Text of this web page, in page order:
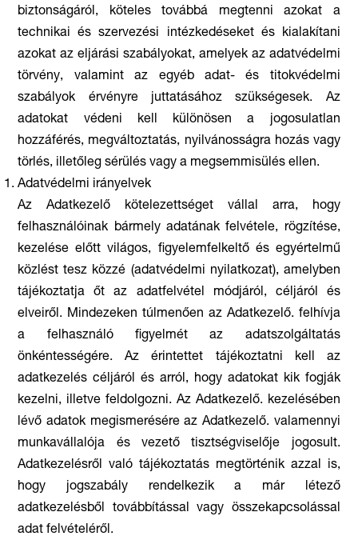
biztonságáról, köteles továbbá megtenni azokat a
technikai és szervezési intézkedéseket és kialakítani
azokat az eljárási szabályokat, amelyek az adatvédelmi
törvény, valamint az egyéb adat- és titokvédelmi
szabályok érvényre juttatásához szükségesek. Az
adatokat védeni kell különösen a jogosulatlan
hozzáférés, megváltoztatás, nyilvánosságra hozás vagy
törlés, illetőleg sérülés vagy a megsemmisülés ellen.
Adatvédelmi irányelvek
Az Adatkezelő kötelezettséget vállal arra, hogy
felhasználóinak bármely adatának felvétele, rögzítése,
kezelése előtt világos, figyelemfelkeltő és egyértelmű
közlést tesz közzé (adatvédelmi nyilatkozat), amelyben
tájékoztatja őt az adatfelvétel módjáról, céljáról és
elveiről. Mindezeken túlmenően az Adatkezelő. felhívja
a felhasználó figyelmét az adatszolgáltatás
önkéntességére. Az érintettet tájékoztatni kell az
adatkezelés céljáról és arról, hogy adatokat kik fogják
kezelni, illetve feldolgozni. Az Adatkezelő. kezelésében
lévő adatok megismerésére az Adatkezelő. valamennyi
munkavállalója és vezető tisztségviselője jogosult.
Adatkezelésről való tájékoztatás megtörténik azzal is,
hogy jogszabály rendelkezik a már létező
adatkezelésből továbbítással vagy összekapcsolással
adat felvételéről.